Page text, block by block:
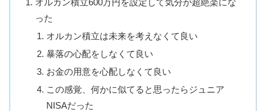
った
オルカン積立は未来を考えなくて良い
暴落の心配をしなくて良い
お金の用意を心配しなくて良い
この感覚、何かに似てると思ったらジュニア
NISAだった